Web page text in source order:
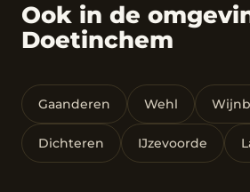
Ook in de
Doetinchem
Gaanderen Wehl
Dichteren IJzevoorde